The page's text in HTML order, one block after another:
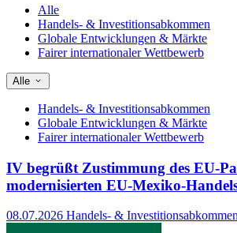
Alle
Handels- & Investitionsabkommen
Globale Entwicklungen & Märkte
Fairer internationaler Wettbewerb
Alle
Handels- & Investitionsabkommen
Globale Entwicklungen & Märkte
Fairer internationaler Wettbewerb
IV begrüßt Zustimmung des EU-
modernisierten EU-Mexiko-
08.07.2026 Handels- & Investitionsabkommen